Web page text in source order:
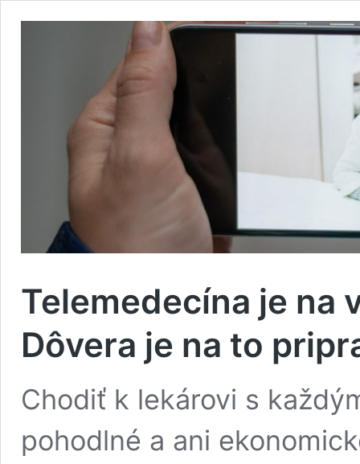
Telemedecína je na
Dôvera je na to
Chodiť k lekárovi s
pohodlné a ani